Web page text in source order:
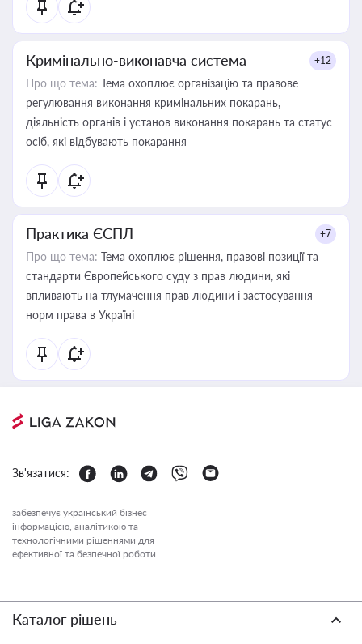
Кримінально-виконавча система +12
Про що тема: Тема охоплює організацію та правове
регулювання виконання кримінальних покарань,
діяльність органів і установ виконання покарань та статус
осіб, які відбувають покарання
Практика ЄСПЛ +7
Про що тема: Тема охоплює рішення, правові позиції та
стандарти Європейського суду з прав людини, які
впливають на тлумачення прав людини і застосування
норм права в Україні
Зв'язатися:
забезпечує український бізнес
інформацією, аналітикою та
технологічними рішеннями для
ефективної та безпечної роботи.
Каталог рішень